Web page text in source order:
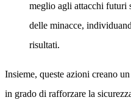
meglio agli attacchi futuri
delle minacce,
risultati.
Insieme, queste azioni creano
in grado di rafforzare la